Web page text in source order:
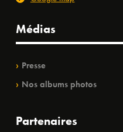
Médias
Presse
Nos albums photos
Partenaires